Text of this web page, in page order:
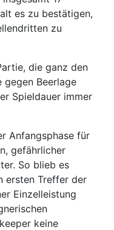
es zu bestätigen,
zu
die ganz den
gegen Beerlage
Spieldauer immer
Anfangsphase für
gefährlicher
So blieb es
ersten Treffer der
Einzelleistung
keine